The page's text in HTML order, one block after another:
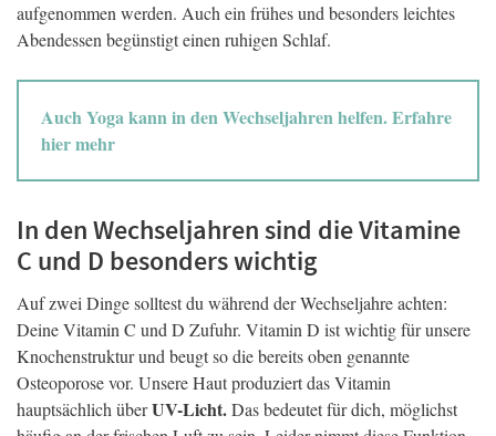
aufgenommen werden. Auch ein frühes und besonders leichtes
Abendessen begünstigt einen ruhigen Schlaf.
Auch Yoga kann in den Wechseljahren helfen. Erfahre
hier mehr
In den Wechseljahren sind die Vitamine
C und D besonders wichtig
Auf zwei Dinge solltest du während der Wechseljahre achten:
Deine Vitamin C und D Zufuhr. Vitamin D ist wichtig für unsere
Knochenstruktur und beugt so die bereits oben genannte
Osteoporose vor. Unsere Haut produziert das Vitamin
hauptsächlich überUV-Licht.Das bedeutet für dich, möglichst